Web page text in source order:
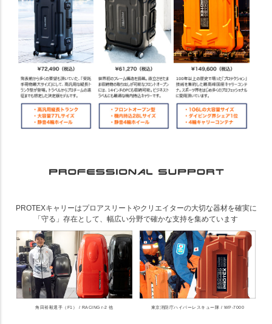
PROTEXキャリーはプロアスリートやクリエイターの大切な器材を確実に
「守る」存在として、幅広い分野で確かな支持を集めています
角田裕毅選手（F1） / RACING r-2 他 東京消防庁ハイパーレスキュー隊 / WP-7000